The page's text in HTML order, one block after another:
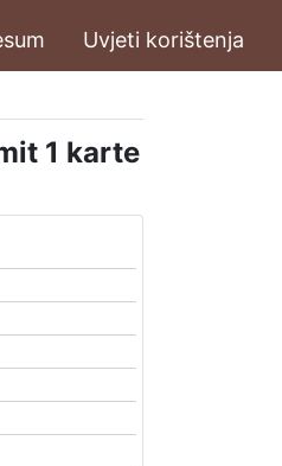
Uvjeti korištenja
1 karte